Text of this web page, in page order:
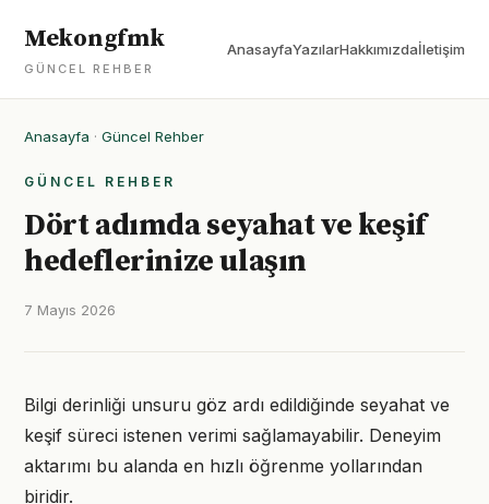
Mekongfmk
GÜNCEL REHBER
AnasayfaYazılarHakkımızdaİletişim
Anasayfa · Güncel Rehber
GÜNCEL REHBER
Dört adımda seyahat ve keşif
hedeflerinize ulaşın
7 Mayıs 2026
Bilgi derinliği unsuru göz ardı edildiğinde seyahat ve
keşif süreci istenen verimi sağlamayabilir. Deneyim
aktarımı bu alanda en hızlı öğrenme yollarından
biridir.